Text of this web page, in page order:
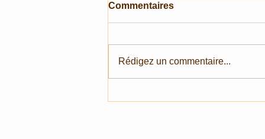
Commentaires
Rédigez un commentaire...